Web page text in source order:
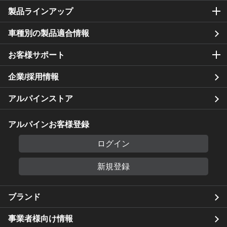
製品ラインアップ
車種別の製品適合情報
お客様サポート
企業/採用情報
アルパインストア
アルパインお客様登録
ログイン
新規登録
ブランド
事業者様向け情報